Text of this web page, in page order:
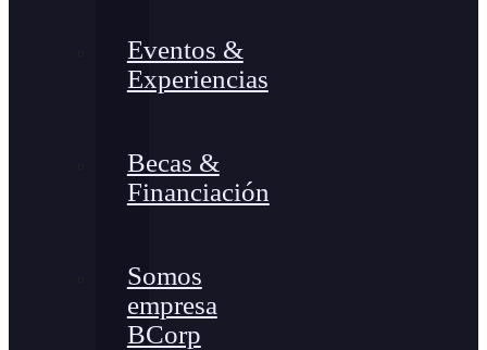
Eventos &
Experiencias
Becas &
Financiación
Somos
empresa
BCorp